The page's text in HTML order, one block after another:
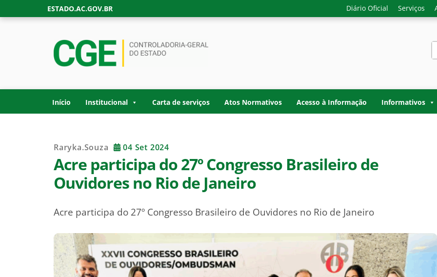
to
ESTADO.AC.GOV.BR Diário Oficial Serviços
GOVERNO DO ESTADO DO ACRE
Início Institucional Carta de serviços Atos Normativos Acesso à Informação Informativos
Raryka.souza 04 Set 2024
Acre participa do 27º Congresso Brasileiro de
Ouvidores no Rio de Janeiro
Acre participa do 27º Congresso Brasileiro de Ouvidores no Rio de Janeiro